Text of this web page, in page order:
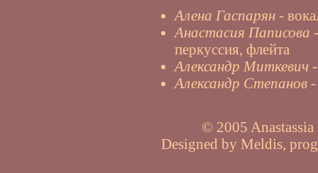
Алена Гаспарян -
Анастасия Паписова
перкуссия, флейта
Александр Миткевич
Александр Степанов-
© 2005
Designed by Meldis,